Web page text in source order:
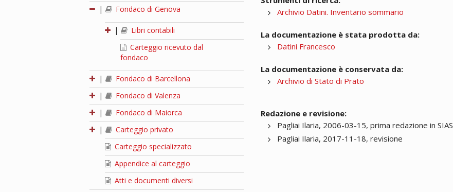
|
Fondaco di Genova
|
Libri contabili
Carteggio ricevuto dal
fondaco
|
Fondaco di Barcellona
|
Fondaco di Valenza
|
Fondaco di Maiorca
|
Carteggio privato
Carteggio specializzato
Appendice al carteggio
Atti e documenti diversi
Archivio Datini. Inventario sommario
La documentazione è stata prodotta da:
Datini Francesco
La documentazione è conservata da:
Archivio di Stato di Prato
Redazione e revisione:
Pagliai Ilaria, 2006-03-15, prima redazione in SIAS
Pagliai Ilaria, 2017-11-18, revisione